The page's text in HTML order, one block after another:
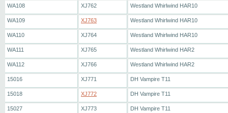
WA108 XJ762 Westland Whirlwind HAR10
WA109 XJ763 Westland Whirlwind HAR10
WA110 XJ764 Westland Whirlwind HAR10
WA111 XJ765 Westland Whirlwind HAR2
WA112 XJ766 Westland Whirlwind HAR2
15016 XJ771 DH Vampire T11
15018 XJ772 DH Vampire T11
15027 XJ773 DH Vampire T11